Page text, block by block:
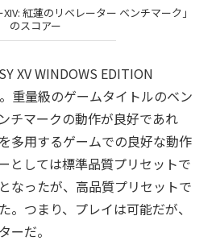
紅蓮のリベレーター ベンチマーク」
のスコアー
XV WINDOWS EDITION
重量級のゲームタイトルのベン
チマークの動作が良好であれ
多用するゲームでの良好な動作
としては標準品質プリセットで
なったが、高品質プリセットで
。つまり、プレイは可能だが、
ーだ。